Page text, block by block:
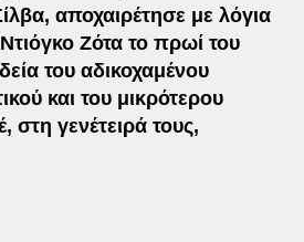
αποχαιρέτησε με λόγια
Ζότα το πρωί του
του αδικοχαμένου
και του μικρότερου
στη γενέτειρά τους,